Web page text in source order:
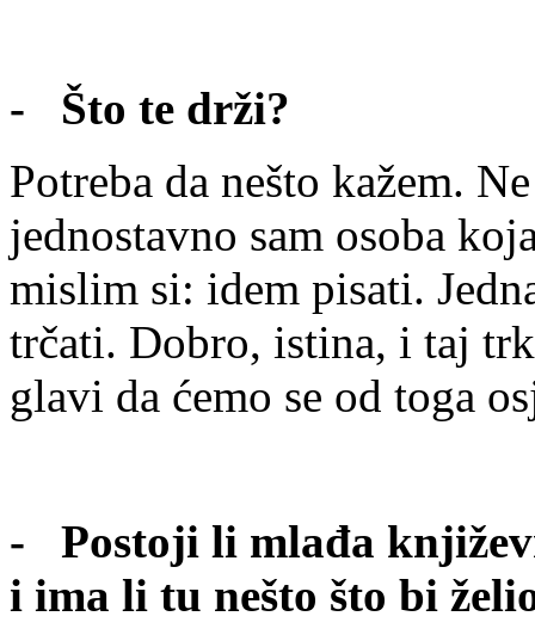
- Što te drži?
Potreba da nešto kažem.
jednostavno sam osoba
mislim si: idem pisati.
trčati. Dobro, istina, i taj
glavi da ćemo se od toga
- Postoji li mlađa
i ima li tu nešto što bi